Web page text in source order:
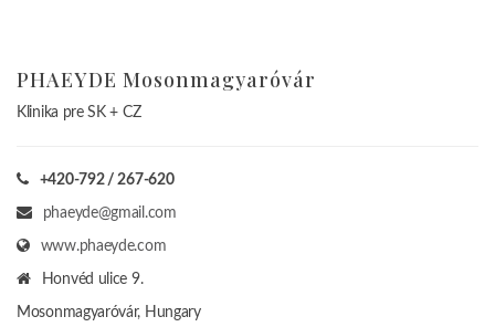
PHAEYDE Mosonmagyaróvár
Klinika pre SK + CZ
+420-792 / 267-620
phaeyde@gmail.com
www.phaeyde.com
Honvéd ulice 9.
Mosonmagyaróvár, Hungary